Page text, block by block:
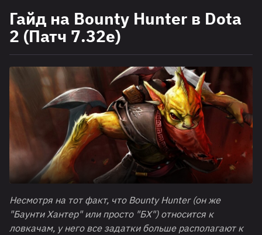
Гайд на Bounty Hunter в Dota
2 (Патч 7.32е)
Несмотря на тот факт, что Bounty Hunter (он же
"Баунти Хантер" или просто "БХ") относится к
ловкачам, у него все задатки больше располагают к